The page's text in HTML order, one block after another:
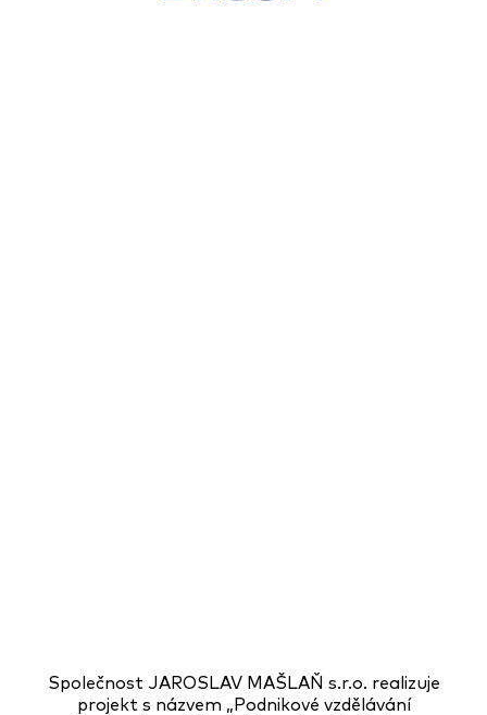
Společnost JAROSLAV MAŠLAŇ s.r.o. realizuje
projekt s názvem „Podnikové vzdělávání